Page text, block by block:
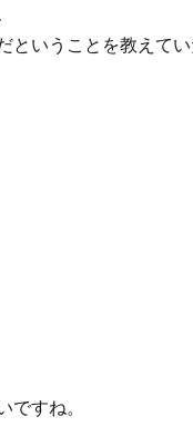
ということを教えて
すね。